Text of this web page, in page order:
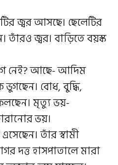
জ্বর আসছে। ছেলেটির
তাঁরও জ্বর। বাড়িতে বয়স্ক
নেই? আছে- আদিম
বোধ, বুদ্ধি,
মৃত্যু ভয়-
ভয়।
তাঁর স্বামী
দত্ত হাসপাতালে মারা